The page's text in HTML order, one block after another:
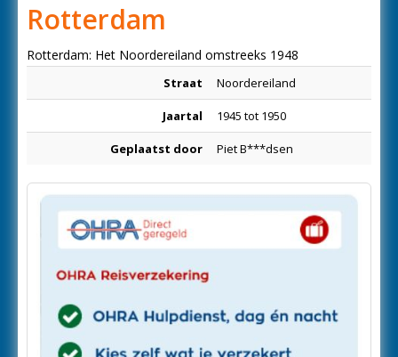
Rotterdam
Rotterdam: Het Noordereiland omstreeks 1948
Straat Noordereiland
Jaartal 1945 tot 1950
Geplaatst door Piet B***dsen